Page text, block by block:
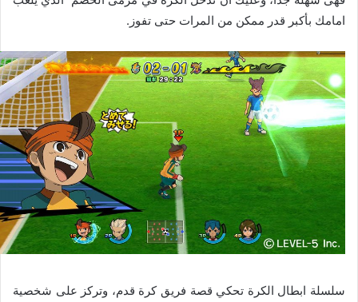
امامك بأكبر قدر ممكن من المرات حتى تفوز.
سلسلة ابطال الكرة تحكي قصة فريق كرة قدم، وتركز على شخصية